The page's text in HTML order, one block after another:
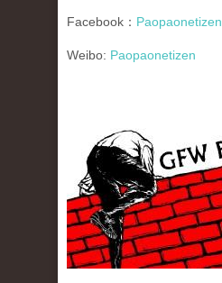
Facebook： Paopaonetizen
Weibo: Paopaonetizen
gfw_blog_small.jpg